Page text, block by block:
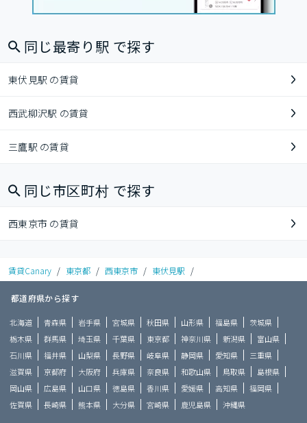
同じ最寄り駅 で探す
東伏見駅 の賃貸
西武柳沢駅 の賃貸
三鷹駅 の賃貸
同じ市区町村 で探す
西東京市 の賃貸
賃貸Canary / 東京都 / 西東京市 / 東伏見駅 /
都道府県から探す
北海道 青森県 岩手県 宮城県 秋田県 山形県 福島県
茨城県
栃木県
群馬県 埼玉県 千葉県 東京都 神奈川県 新潟県
富山県
石川県
福井県 山梨県 長野県 岐阜県 静岡県 愛知県
三重県
滋賀県
京都府 大阪府 兵庫県 奈良県 和歌山県 鳥取県
島根県
岡山県
広島県 山口県 徳島県 香川県 愛媛県 高知県
福岡県
佐賀県
長崎県 熊本県 大分県 宮崎県 鹿児島県 沖縄県